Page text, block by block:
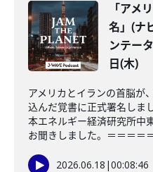
「アメ
名」(ナ
ンテー
日(木)
アメリカとイランの首脳が
込んだ覚書に正式署名しま
本エネルギー経済研究所中
お聞きしました。＝＝＝＝
2026.06.18 |00:08:46